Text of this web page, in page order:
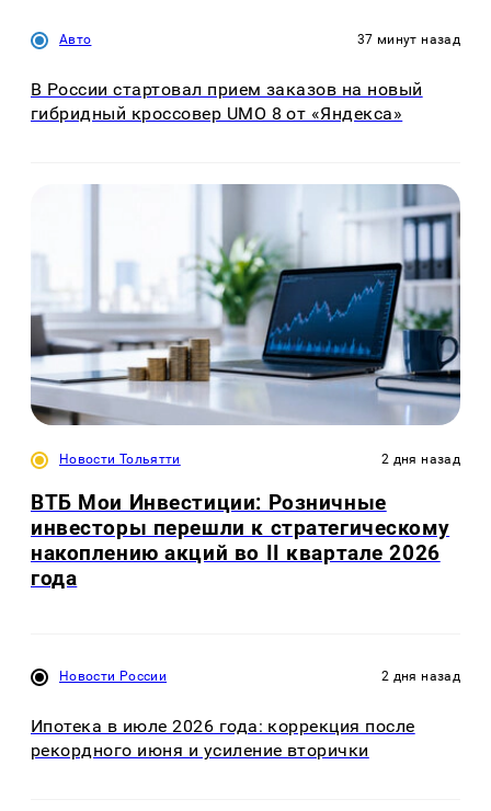
Авто 37 минут назад
В России стартовал прием заказов на новый
гибридный кроссовер UMO 8 от «Яндекса»
Новости Тольятти 2 дня назад
ВТБ Мои Инвестиции: Розничные
инвесторы перешли к стратегическому
накоплению акций во II квартале 2026
года
Новости России 2 дня назад
Ипотека в июле 2026 года: коррекция после
рекордного июня и усиление вторички